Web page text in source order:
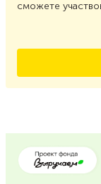
сможете